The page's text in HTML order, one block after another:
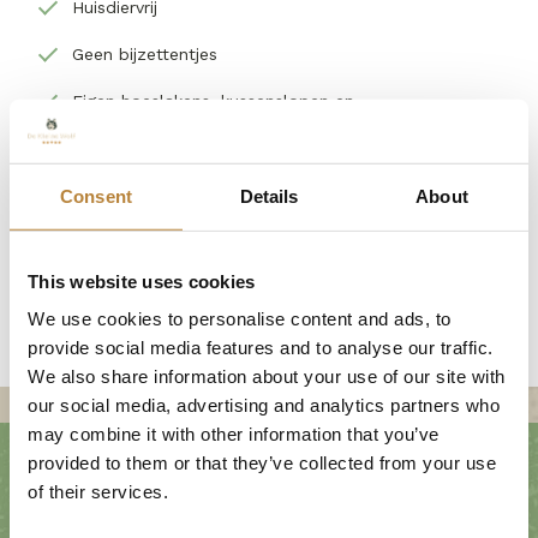
Consent Details About
This website uses cookies
We use cookies to personalise content and ads, to
provide social media features and to analyse our traffic.
We also share information about your use of our site with
our social media, advertising and analytics partners who
may combine it with other information that you’ve
provided to them or that they’ve collected from your use
of their services.
Huisdiervrij
Geen bijzettentjes
Eigen hoeslakens, kussenslopen en
Een bedlinnenpakket, keukenset en/of
Vertrek voor 12.00 uur